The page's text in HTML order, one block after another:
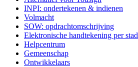
INPI: ondertekenen & indienen
Volmacht
SOW: opdrachtomschrijving
Elektronische handtekening per stad
Helpcentrum
Gemeenschap
Ontwikkelaars